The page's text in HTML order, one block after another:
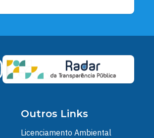
Governo e Administração
um Natal de encontros, cultura,
solidariedade e espetáculo
Outros Links
Licenciamento Ambiental